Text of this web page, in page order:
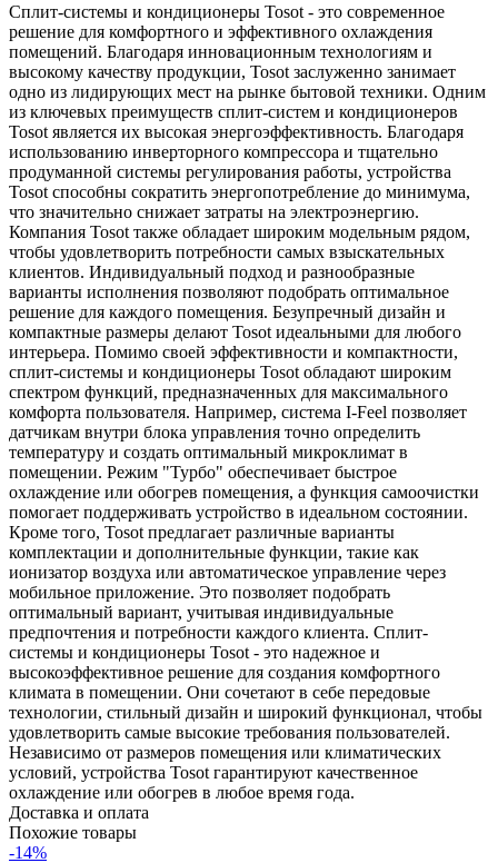
Сплит-системы и кондиционеры Tosot - это современное
решение для комфортного и эффективного охлаждения
помещений. Благодаря инновационным технологиям и
высокому качеству продукции, Tosot заслуженно занимает
одно из лидирующих мест на рынке бытовой техники. Одним
из ключевых преимуществ сплит-систем и кондиционеров
Tosot является их высокая энергоэффективность. Благодаря
использованию инверторного компрессора и тщательно
продуманной системы регулирования работы, устройства
Tosot способны сократить энергопотребление до минимума,
что значительно снижает затраты на электроэнергию.
Компания Tosot также обладает широким модельным рядом,
чтобы удовлетворить потребности самых взыскательных
клиентов. Индивидуальный подход и разнообразные
варианты исполнения позволяют подобрать оптимальное
решение для каждого помещения. Безупречный дизайн и
компактные размеры делают Tosot идеальными для любого
интерьера. Помимо своей эффективности и компактности,
сплит-системы и кондиционеры Tosot обладают широким
спектром функций, предназначенных для максимального
комфорта пользователя. Например, система I-Feel позволяет
датчикам внутри блока управления точно определить
температуру и создать оптимальный микроклимат в
помещении. Режим "Турбо" обеспечивает быстрое
охлаждение или обогрев помещения, а функция самоочистки
помогает поддерживать устройство в идеальном состоянии.
Кроме того, Tosot предлагает различные варианты
комплектации и дополнительные функции, такие как
ионизатор воздуха или автоматическое управление через
мобильное приложение. Это позволяет подобрать
оптимальный вариант, учитывая индивидуальные
предпочтения и потребности каждого клиента. Сплит-
системы и кондиционеры Tosot - это надежное и
высокоэффективное решение для создания комфортного
климата в помещении. Они сочетают в себе передовые
технологии, стильный дизайн и широкий функционал, чтобы
удовлетворить самые высокие требования пользователей.
Независимо от размеров помещения или климатических
условий, устройства Tosot гарантируют качественное
охлаждение или обогрев в любое время года.
Доставка и оплата
Похожие товары
-14%